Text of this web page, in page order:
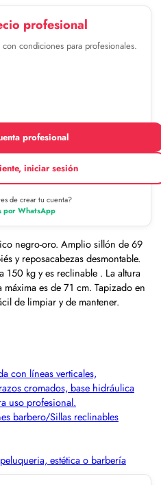
profesional
condiciones para profesionales.
profesional
iniciar sesión
de crear tu cuenta?
por WhatsApp
negro-oro. Amplio sillón de 69
y reposacabezas desmontable.
150 kg y es reclinable . La altura
es de 71 cm. Tapizado en
de limpiar y de mantener.
barbero/Sillas reclinables
estética o barbería